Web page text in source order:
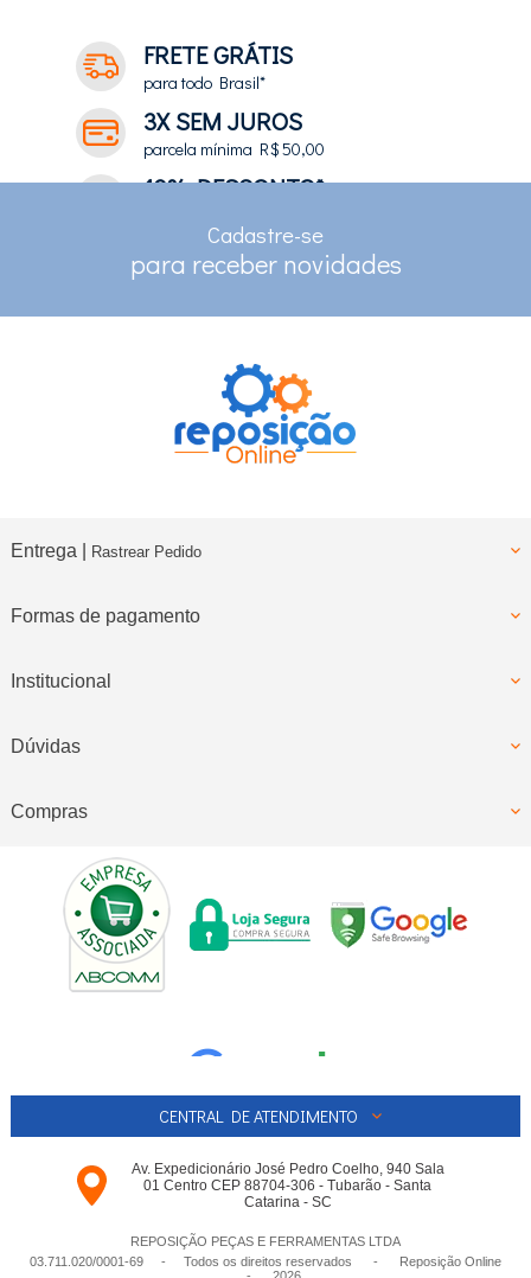
FRETE GRÁTIS
para todo Brasil*
3X SEM JUROS
parcela mínima R$ 50,00
10% DESCONTO*
RASTREAMENTO
Cadastre-se
para receber novidades
Entrega | Rastrear Pedido
Formas de pagamento
Institucional
Dúvidas
Compras
CENTRAL DE ATENDIMENTO
Av. Expedicionário José Pedro Coelho, 940 Sala
01 Centro CEP 88704-306 - Tubarão - Santa
Catarina - SC
REPOSIÇÃO PEÇAS E FERRAMENTAS LTDA
03.711.020/0001-­69 - Todos os direitos reservados
-
Reposição Online